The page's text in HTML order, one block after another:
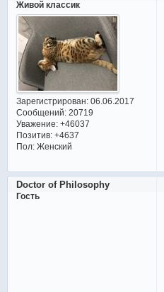
Живой классик
Зарегистрирован: 06.06.2017
Сообщений:20719
Уважение: +46037
Позитив: +4637
Пол:Женский
Doctor of Philosophy
Гость